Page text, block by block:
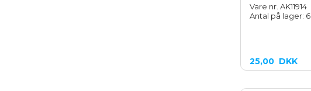
Vare nr. AK11914
Antal på lager: 6
25,00 DKK